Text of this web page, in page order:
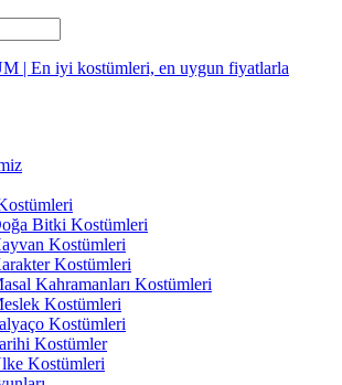
Bitki Kostümleri
Kostümleri
Kostümleri
Kahramanları Kostümleri
Kostümleri
Kostümleri
Kostümler
Kostümleri